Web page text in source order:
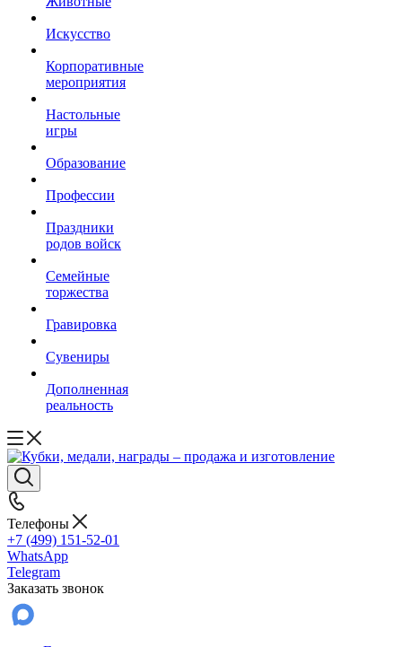
Искусство
Корпоративные
мероприятия
Настольные
игры
Образование
Профессии
Праздники
родов войск
Семейные
торжества
Гравировка
Сувениры
Дополненная
реальность
Телефоны
+7 (499) 151-52-01
WhatsApp
Telegram
Заказать звонок